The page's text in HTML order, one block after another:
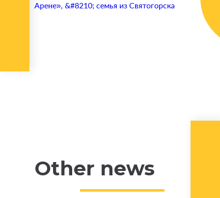
Арене», &#8210; семья из Святогорска
Other news